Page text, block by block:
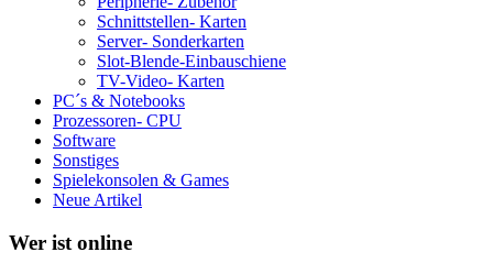
Schnittstellen- Karten
Server- Sonderkarten
Slot-Blende-Einbauschiene
TV-Video- Karten
PC´s & Notebooks
Prozessoren- CPU
Software
Sonstiges
Spielekonsolen & Games
Neue Artikel
Wer ist online